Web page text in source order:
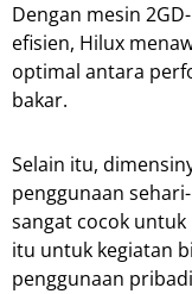
Dengan mesin
efisien, Hilux
optimal antara
bakar.
Selain itu,
penggunaan
sangat cocok
itu untuk kegiatan
penggunaan